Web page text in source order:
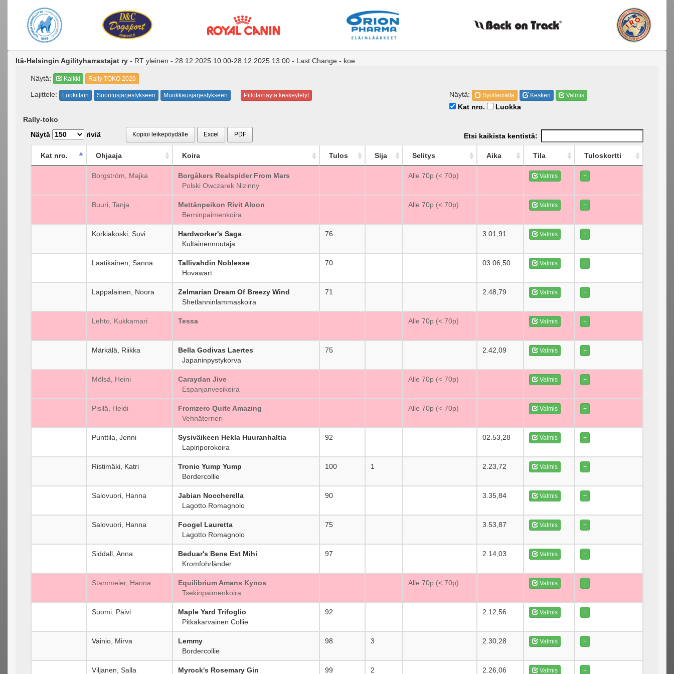
Itä-Helsingin Agilityharrastajat ry - RT yleinen - 28.12.2025 10:00-28.12.2025 13:00 - Last Change - koe
Näytä: Kaikki Rally TOKO 2026
Lajittele: Luokittain Suoritusjärjestykseen Muokkausjärjestykseen Piilota/näytä keskeytetyt Näytä: Syöttämättä Kesken Valmis
Kat nro.
Luokka
Rally-toko
Näytä
riviä Kopioi leikepöydälle Excel PDF Etsi kaikista kentistä:
Kat nro. Ohjaaja Koira Tulos Sija Selitys Aika Tila Tuloskortti
Borgström, Majka
Borgåkers Realspider From Mars
Polski Owczarek Nizinny
Alle 70p (< 70p) Valmis +
Buuri, Tanja
Mettänpeikon Rivit Aloon
Berninpaimenkoira
Alle 70p (< 70p) Valmis +
Korkiakoski, Suvi
Hardworker's Saga
Kultainennoutaja
76 3.01,91 Valmis +
Laatikainen, Sanna
Tallivahdin Noblesse
Hovawart
70 03.06,50 Valmis +
Lappalainen, Noora
Zelmarian Dream Of Breezy Wind
Shetlanninlammaskoira
71 2.48,79 Valmis +
Lehto, Kukkamari Tessa Alle 70p (< 70p) Valmis +
Märkälä, Riikka
Bella Godivas Laertes
Japaninpystykorva
75 2.42,09 Valmis +
Mölsä, Heini
Caraydan Jive
Espanjanvesikoira
Alle 70p (< 70p) Valmis +
Pisilä, Heidi
Fromzero Quite Amazing
Vehnäterrieri
Alle 70p (< 70p) Valmis +
Punttila, Jenni
Sysiväikeen Hekla Huuranhaltia
Lapinporokoira
92 02.53,28 Valmis +
Ristimäki, Katri
Tronic Yump Yump
Bordercollie
100 1 2.23,72 Valmis +
Salovuori, Hanna
Jabian Noccherella
Lagotto Romagnolo
90 3.35,84 Valmis +
Salovuori, Hanna
Foogel Lauretta
Lagotto Romagnolo
75 3.53,87 Valmis +
Siddall, Anna
Beduar's Bene Est Mihi
Kromfohrländer
97 2.14,03 Valmis +
Stammeier, Hanna
Equilibrium Amans Kynos
Tsekinpaimenkoira
Alle 70p (< 70p) Valmis +
Suomi, Päivi
Maple Yard Trifoglio
Pitkäkarvainen Collie
92 2.12,56 Valmis +
Vainio, Mirva
Lemmy
Bordercollie
98 3 2.30,28 Valmis +
Viljanen, Salla Myrock's Rosemary Gin 99 2 2.26,06 Valmis +